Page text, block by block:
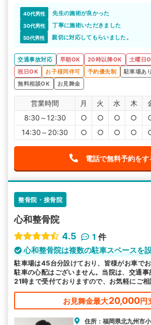
40代男性 先生の施術が良かった
30代男性 丁寧に施術いただきました
50代男性 親切に対応してもらいました。
交通事故対応 早朝OK 20時以降OK 土曜日
祝日OK
お子様同伴可 予約優先制 駐車場あり
無料相談OK
お見舞金
営業時間 月 火 水 木
8:30～12:30
○ ○ ○ ○
14:30～20:30
○ ○ ○ ○
電話で無料予約をす
整骨院・接骨院
心和整骨院
4.5
1 件
心和整骨院は複数の駐車スペースを
駐車場は45台分設けており、皆様がお車で
駐車の心配はございません。当院は、交通
21時まで受付ておりますので、お気軽にご相
お見舞金最大20,000円
住所：福岡県北九州市